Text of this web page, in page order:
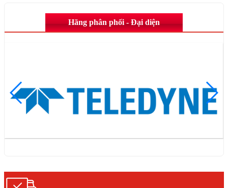
Hãng phân phối - Đại diện